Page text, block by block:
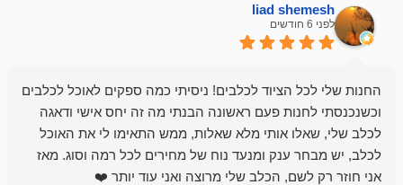
liad
הציוד לכלבים! ניסיתי כמה ספקים לאוכל לכלבים
פעם ראשונה הבנתי מה זה יחס אישי ודאגה
אותי מלא שאלות, ממש התאימו לי את האוכל
ענק ומנעד נוח של מחירים לכל רמה וסוג. מאז
הכלב שלי מרוצה ואני עוד יותר ❤️
חנות
רון הבעלים -
לקנות תמיד